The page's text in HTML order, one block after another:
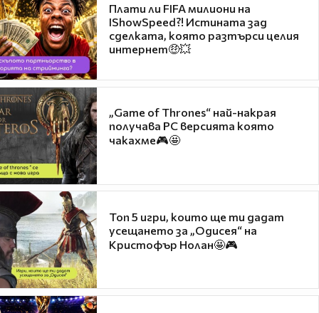
Плати ли FIFA милиони на
IShowSpeed?! Истината зад
сделката, която разтърси целия
интернет🤑💥
„Game of Thrones“ най-накрая
получава PC версията която
чакахме🎮🤩
Топ 5 игри, които ще ти дадат
усещането за „Одисея“ на
Кристофър Нолан🤩🎮